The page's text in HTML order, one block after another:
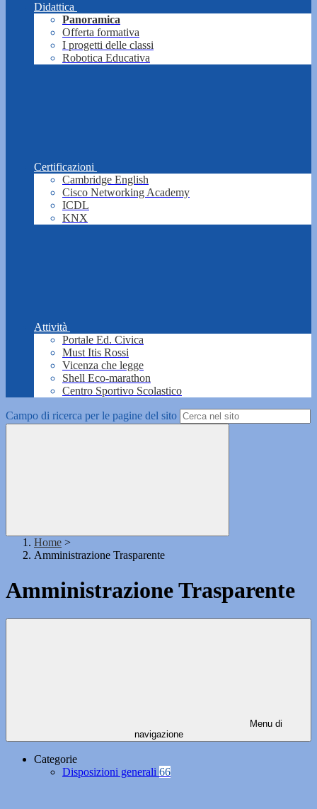
Didattica
Panoramica
Offerta formativa
I progetti delle classi
Robotica Educativa
Certificazioni
Cambridge English
Cisco Networking Academy
ICDL
KNX
Attività
Portale Ed. Civica
Must Itis Rossi
Vicenza che legge
Shell Eco-marathon
Centro Sportivo Scolastico
Campo di ricerca per le pagine del sito
Home >
Amministrazione Trasparente
Amministrazione Trasparente
Menu di
navigazione
Categorie
Disposizioni generali 66